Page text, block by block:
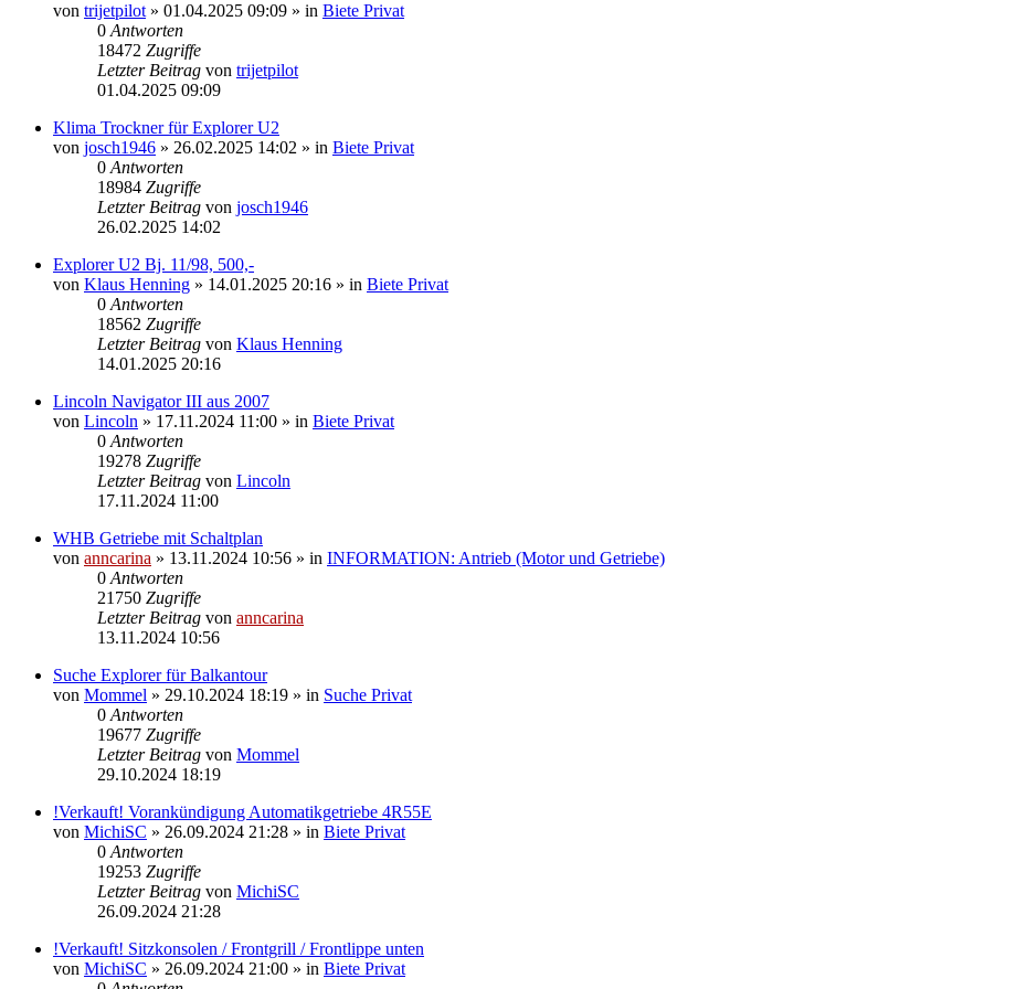
von trijetpilot » 01.04.2025 09:09 » in Biete Privat
0 Antworten
18472 Zugriffe
Letzter Beitrag von trijetpilot
01.04.2025 09:09
Klima Trockner für Explorer U2
von josch1946 » 26.02.2025 14:02 » in Biete Privat
0 Antworten
18984 Zugriffe
Letzter Beitrag von josch1946
26.02.2025 14:02
Explorer U2 Bj. 11/98, 500,-
von Klaus Henning » 14.01.2025 20:16 » in Biete Privat
0 Antworten
18562 Zugriffe
Letzter Beitrag von Klaus Henning
14.01.2025 20:16
Lincoln Navigator III aus 2007
von Lincoln » 17.11.2024 11:00 » in Biete Privat
0 Antworten
19278 Zugriffe
Letzter Beitrag von Lincoln
17.11.2024 11:00
WHB Getriebe mit Schaltplan
von anncarina » 13.11.2024 10:56 » in INFORMATION: Antrieb (Motor und Getriebe)
0 Antworten
21750 Zugriffe
Letzter Beitrag von anncarina
13.11.2024 10:56
Suche Explorer für Balkantour
von Mommel » 29.10.2024 18:19 » in Suche Privat
0 Antworten
19677 Zugriffe
Letzter Beitrag von Mommel
29.10.2024 18:19
!Verkauft! Vorankündigung Automatikgetriebe 4R55E
von MichiSC » 26.09.2024 21:28 » in Biete Privat
0 Antworten
19253 Zugriffe
Letzter Beitrag von MichiSC
26.09.2024 21:28
!Verkauft! Sitzkonsolen / Frontgrill / Frontlippe unten
von MichiSC » 26.09.2024 21:00 » in Biete Privat